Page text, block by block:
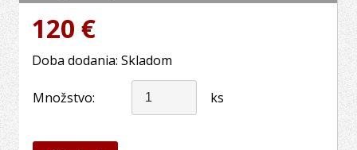
120 €
Doba dodania: Skladom
Množstvo: ks